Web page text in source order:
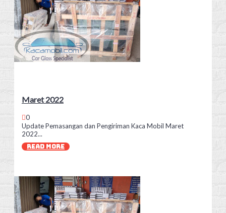
Maret 2022
0
Update Pemasangan dan Pengiriman Kaca Mobil Maret
2022...
READ MORE